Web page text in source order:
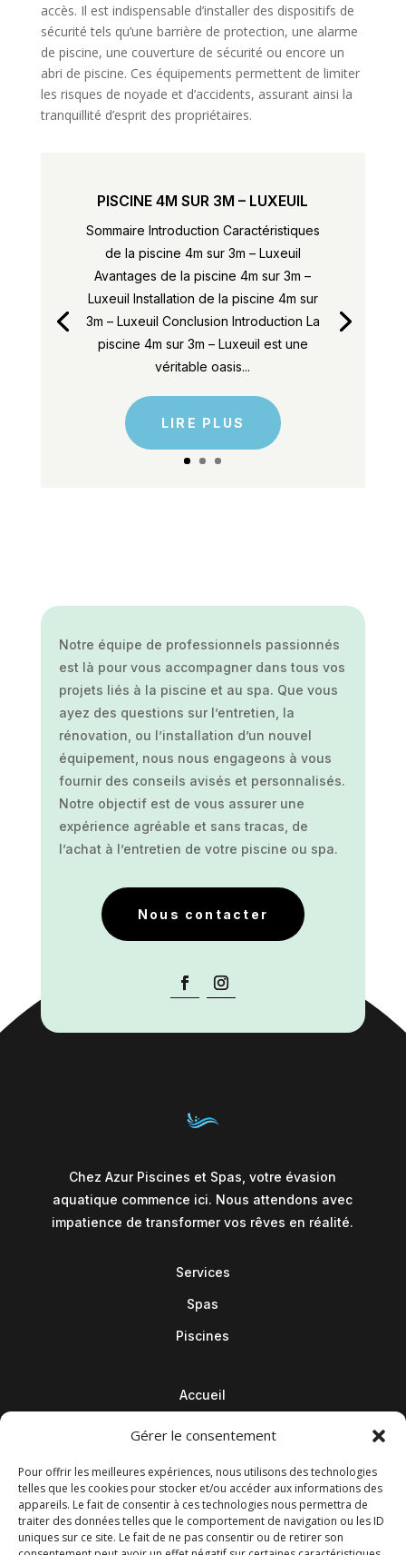
Gérer le consentement
Pour offrir les meilleures expériences, nous utilisons des technologies
telles que les cookies pour stocker et/ou accéder aux informations des
appareils. Le fait de consentir à ces technologies nous permettra de
traiter des données telles que le comportement de navigation ou les ID
uniques sur ce site. Le fait de ne pas consentir ou de retirer son
accès. Il est indispensable d’installer des dispositifs de
sécurité tels qu’une barrière de protection, une alarme
de piscine, une couverture de sécurité ou encore un
abri de piscine. Ces équipements permettent de limiter
les risques de noyade et d’accidents, assurant ainsi la
tranquillité d’esprit des propriétaires.
PISCINE 4M SUR 3M – LUXEUIL
Sommaire Introduction Caractéristiques
de la piscine 4m sur 3m – Luxeuil
Avantages de la piscine 4m sur 3m –
Luxeuil Installation de la piscine 4m sur
3m – Luxeuil Conclusion Introduction La
piscine 4m sur 3m – Luxeuil est une
véritable oasis...
LIRE PLUS
Notre équipe de professionnels passionnés
est là pour vous accompagner dans tous vos
projets liés à la piscine et au spa. Que vous
ayez des questions sur l’entretien, la
rénovation, ou l’installation d’un nouvel
équipement, nous nous engageons à vous
fournir des conseils avisés et personnalisés.
Notre objectif est de vous assurer une
expérience agréable et sans tracas, de
l’achat à l’entretien de votre piscine ou spa.
Nous contacter
Chez Azur Piscines et Spas, votre évasion
aquatique commence ici. Nous attendons avec
impatience de transformer vos rêves en réalité.
Services
Spas
Piscines
Accueil